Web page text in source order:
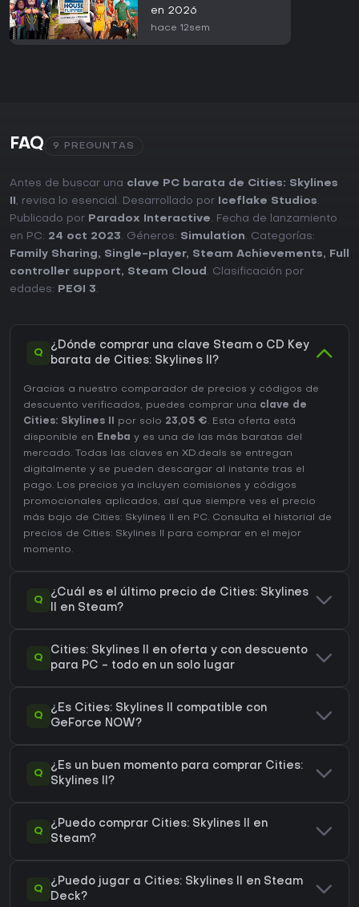
en 2026
hace 12sem
FAQ 9 PREGUNTAS
Antes de buscar una clave PC barata de Cities: Skylines
, revisa lo esencial. Desarrollado por Iceflake Studios.
Publicado por Paradox Interactive. Fecha de lanzamiento
en PC: 24 oct 2023. Géneros: Simulation. Categorías:
Family Sharing, Single-player, Steam Achievements,
Full
controller support, Steam Cloud . Clasificación por
edades:
PEGI 3.
Q
¿Dónde comprar una clave Steam o CD Key
barata de Cities: Skylines II?
Gracias a nuestro comparador de precios y códigos de
descuento verificados, puedes comprar una clave de
Cities: Skylines II
por solo 23,05 €. Esta oferta está
disponible en Eneba y es una de las más baratas del
mercado. Todas las claves en XD.deals se entregan
digitalmente y se pueden descargar al instante tras el
pago. Los precios ya incluyen comisiones y códigos
promocionales aplicados, así que siempre ves el precio
más bajo de Cities: Skylines II en PC. Consulta el
historial de
precios de Cities: Skylines II
para comprar en el mejor
momento.
Q
¿Cuál es el último precio de Cities: Skylines
II en Steam?
Q
Cities: Skylines II en oferta y con descuento
para PC - todo en un solo lugar
Q
¿Es Cities: Skylines II compatible con
GeForce NOW?
Q
¿Es un buen momento para comprar Cities:
Skylines II?
Q
¿Puedo comprar Cities: Skylines II en
Steam?
Q
¿Puedo jugar a Cities: Skylines II en Steam
Deck?